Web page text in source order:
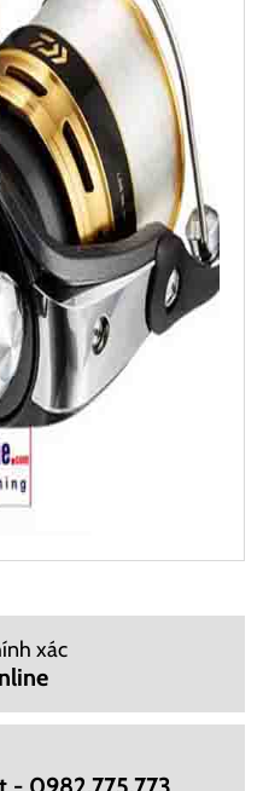
câu trực tiếp và online: Các
máy câu, lưỡi câu, phao,
sỉ đồ câu: Cung cấp nguồn
xác